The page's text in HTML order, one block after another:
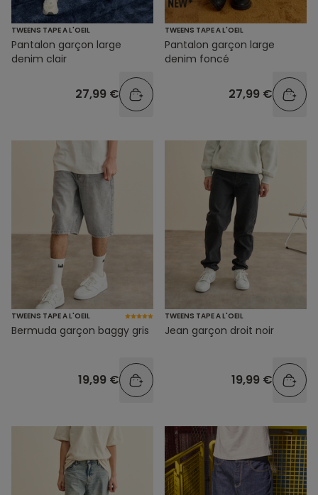
TWEENS TAPE A L'OEIL
Pantalon garçon large
denim clair
27,99 €
TWEENS TAPE A L'OEIL
Pantalon garçon large
denim foncé
27,99 €
TWEENS TAPE A L'OEIL
Bermuda garçon baggy gris
19,99 €
TWEENS TAPE A L'OEIL
Jean garçon droit noir
19,99 €